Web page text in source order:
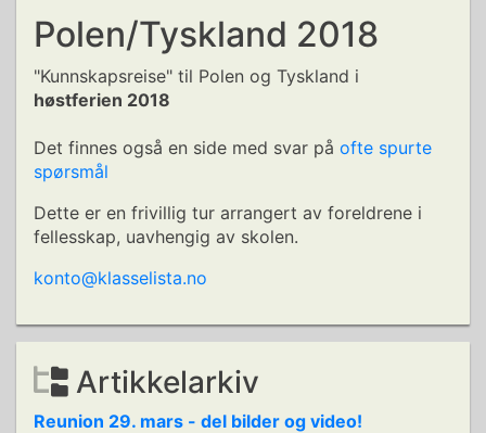
Polen/Tyskland 2018
"Kunnskapsreise" til Polen og Tyskland i
høstferien 2018
Det finnes også en side med svar på ofte spurte
spørsmål
Dette er en frivillig tur arrangert av foreldrene i
fellesskap, uavhengig av skolen.
konto@klasselista.no
Artikkelarkiv
Reunion 29. mars - del bilder og video!